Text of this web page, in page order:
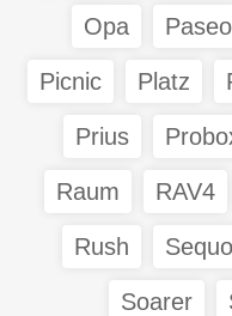
Opa Paseo
Picnic Platz
Prius
Raum RAV4
Rush
Soarer